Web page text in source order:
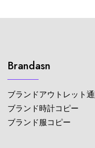
Brandasn
ブランドアウトレット
ブランド時計コピー
ブランド服コピー